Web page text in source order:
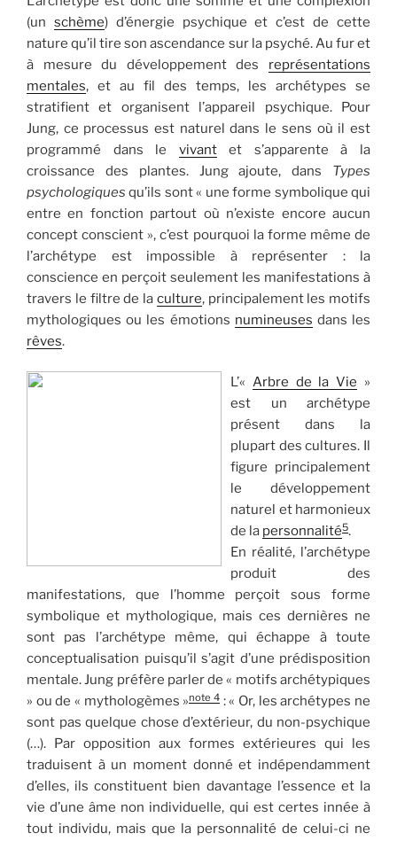
(un schème) d’énergie psychique et c’est de cette
nature qu’il tire son ascendance sur la psyché. Au fur et
à mesure du développement des représentations
mentales, et au fil des temps, les archétypes se
stratifient et organisent l’appareil psychique. Pour
Jung, ce processus est naturel dans le sens où il est
programmé dans le vivantet s’apparente à la
croissance des plantes. Jung ajoute, dans Types
psychologiques qu’ils sont « une forme symbolique qui
entre en fonction partout où n’existe encore aucun
concept conscient », c’est pourquoi la forme même de
l’archétype est impossible à représenter : la
conscience en perçoit seulement les manifestations à
travers le filtre de la culture, principalement les motifs
mythologiques ou les émotions numineuses dans les
rêves.
L’« Arbre de la Vie »
est un archétype
présent dans la
plupart des cultures. Il
figure principalement
le développement
naturel et harmonieux
de la personnalité5.
En réalité, l’archétype
produit des
manifestations, que l’homme perçoit sous forme
symbolique et mythologique, mais ces dernières ne
sont pas l’archétype même, qui échappe à toute
conceptualisation puisqu’il s’agit d’une prédisposition
mentale. Jung préfère parler de « motifs archétypiques
» ou de « mythologèmes »note 4 : « Or, les archétypes ne
sont pas quelque chose d’extérieur, du non-psychique
(…). Par opposition aux formes extérieures qui les
traduisent à un moment donné et indépendamment
d’elles, ils constituent bien davantage l’essence et la
vie d’une âme non individuelle, qui est certes innée à
tout individu, mais que la personnalité de celui-ci ne